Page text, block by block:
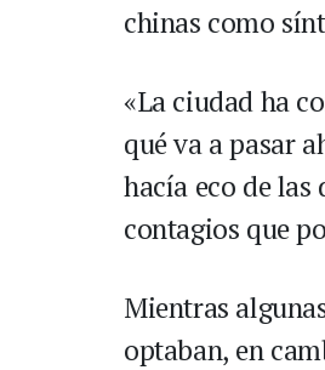
chinas como
«La ciudad ha
qué va a pasar
hacía eco de las
contagios que
Mientras
optaban, en